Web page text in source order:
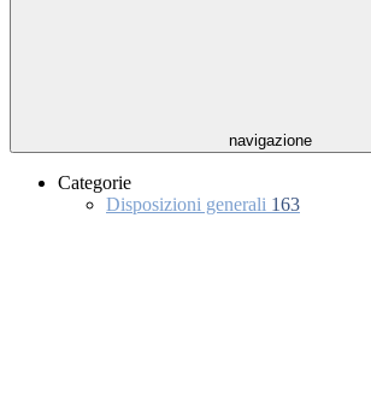
navigazione
Categorie
Disposizioni generali 163